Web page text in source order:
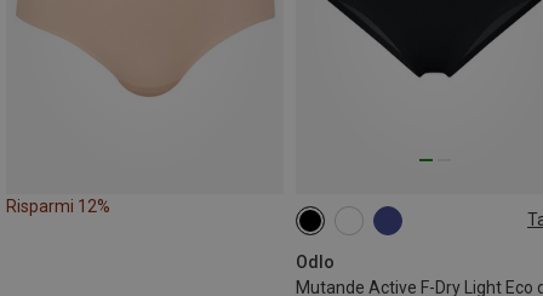
Risparmi 12%
Odlo
XS M
XXL